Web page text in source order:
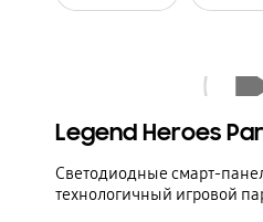
Legend Heroes
Светодиодные смарт-
технологичный игровой